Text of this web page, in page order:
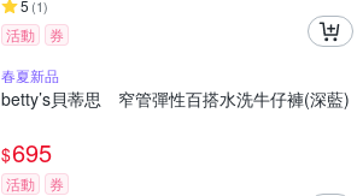
5 (1)
活動
券
春夏新品
betty’s貝蒂思 窄管彈性百搭水洗牛仔褲(深藍)
$695
活動 券